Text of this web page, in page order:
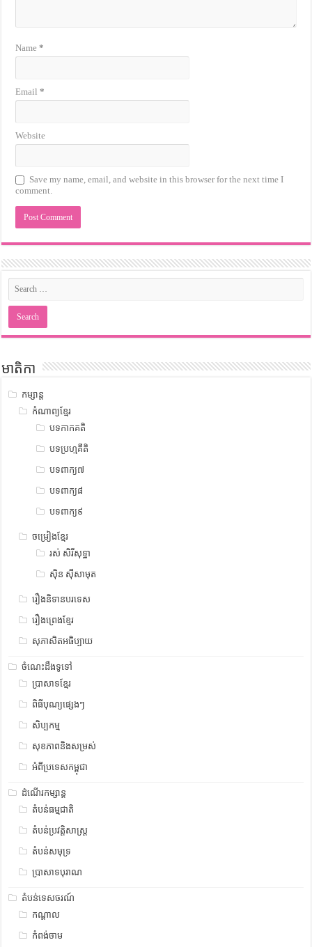
Name*
Email*
Website
Save my name, email, and website in this browser for the next time I
comment.
មាតិកា
កម្សាន្ត
កំណាព្យខ្មែរ
បទកាកគតិ
បទប្រហ្មគីតិ
បទពាក្យ៧
បទពាក្យ៨
បទពាក្យ៩
ចម្រៀងខ្មែរ
រស់ សិរីសុទ្ឋា
ស៊ិន ស៊ីសាមុត
រឿងនិទានបរទេស
រឿងព្រេងខ្មែរ
សុភាសិតអធិប្បាយ
ចំណេះដឹងទូទៅ
ប្រាសាទខ្មែរ
ពិធីបុណ្យផ្សេងៗ
សិប្បកម្ម
សុខភាពនិងសម្រស់
អំពីប្រទេសកម្ពុជា
ដំណើរកម្សាន្ត
តំបន់ធម្មជាតិ
តំបន់ប្រវត្តិសាស្រ្ត
តំបន់សមុទ្រ
ប្រាសាទបុរាណ
តំបន់ទេសចរណ៍
កណ្តាល
កំពង់ចាម